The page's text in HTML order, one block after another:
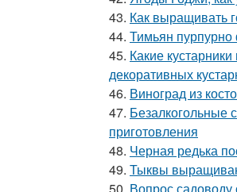
43. Как выращивать
44. Тимьян
45. Какие
декоративных
46. Виноград из
47. Безалкогольные
приготовления
48. Черная редька
49. Тыквы